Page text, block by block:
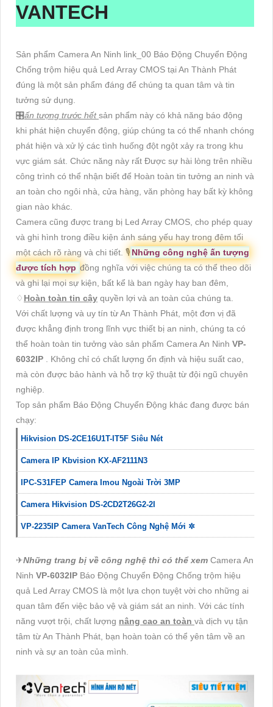
VANTECH
Sản phẩm Camera An Ninh link_00 Báo Động Chuyển Động
Chống trộm hiệu quả Led Array CMOS tại An Thành Phát
đúng là một sản phẩm đáng để chúng ta quan tâm và tin
tưởng sử dụng.
🎛ấn tượng trước hếtsản phẩm này có khả năng báo động
khi phát hiện chuyển động, giúp chúng ta có thể nhanh chóng
phát hiện và xử lý các tình huống đột ngột xảy ra trong khu
vực giám sát. Chức năng này rất Được sự hài lòng trên nhiều
công trình có thể nhận biết để Hoàn toàn tin tưởng an ninh và
an toàn cho ngôi nhà, cửa hàng, văn phòng hay bất kỳ không
gian nào khác.
Camera cũng được trang bị Led Array CMOS, cho phép quay
và ghi hình trong điều kiện ánh sáng yếu hay trong đêm tối
một cách rõ ràng và chi tiết. 🎙 Những công nghệ ấn tượng
được tích hợp đồng nghĩa với việc chúng ta có thể theo dõi
và ghi lại mọi sự kiện, bất kể là ban ngày hay ban đêm,
♢ Hoàn toàn tin cậy quyền lợi và an toàn của chúng ta.
Với chất lượng và uy tín từ An Thành Phát, một đơn vị đã
được khẳng định trong lĩnh vực thiết bị an ninh, chúng ta có
thể hoàn toàn tin tưởng vào sản phẩm Camera An Ninh VP-
6032IP
. Không chỉ có chất lượng ổn định và hiệu suất cao,
mà còn được bảo hành và hỗ trợ kỹ thuật từ đội ngũ chuyên
nghiệp.
Top sản phẩm Báo Động Chuyển Động khác đang được bán
chạy:
Hikvision DS-2CE16U1T-IT5F Siêu Nét
Camera IP Kbvision KX-AF2111N3
IPC-S31FEP Camera Imou Ngoài Trời 3MP
Camera Hikvision DS-2CD2T26G2-2I
VP-2235IP Camera VanTech Công Nghệ Mới ✲
✈Những trang bị về công nghệ thì có thể xem Camera An
Ninh VP-6032IP Báo Động Chuyển Động Chống trộm hiệu
quả Led Array CMOS là một lựa chọn tuyệt vời cho những ai
quan tâm đến việc bảo vệ và giám sát an ninh. Với các tính
năng vượt trội, chất lượng nâng cao an toàn và dịch vụ tận
tâm từ An Thành Phát, bạn hoàn toàn có thể yên tâm về an
ninh và sự an toàn của mình.